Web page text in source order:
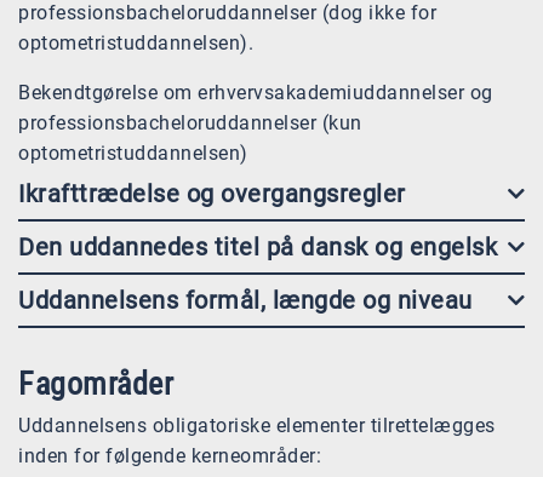
professionsbacheloruddannelser (dog ikke for
optometristuddannelsen).
Bekendtgørelse om erhvervsakademiuddannelser og
professionsbacheloruddannelser (kun
optometristuddannelsen)
Ikrafttrædelse og overgangsregler
Den uddannedes titel på dansk og engelsk
Uddannelsens formål, længde og niveau
Fagområder
Uddannelsens obligatoriske elementer tilrettelægges
inden for følgende kerneområder: